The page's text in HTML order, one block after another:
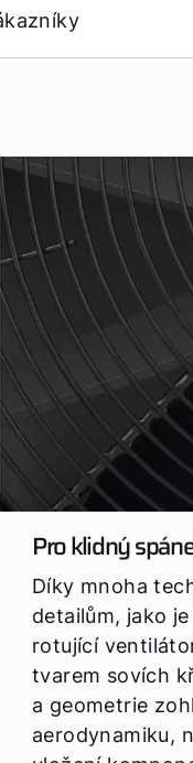
Pro klidný
Díky mnoha
detailům, jako
rotující
tvarem sovích
a geometrie
aerodynamiku,